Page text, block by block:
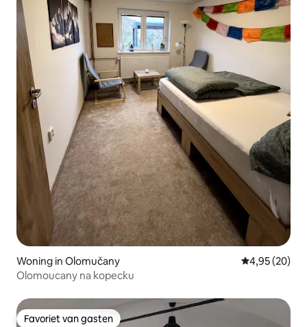
Woning in Olomučany Gemiddelde
4,95 (20)
Olomoucany na kopecku
Favoriet van gasten